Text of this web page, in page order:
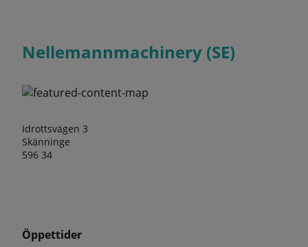
Nellemannmachinery (SE)
Idrottsvägen 3
Skänninge
596 34
Öppettider